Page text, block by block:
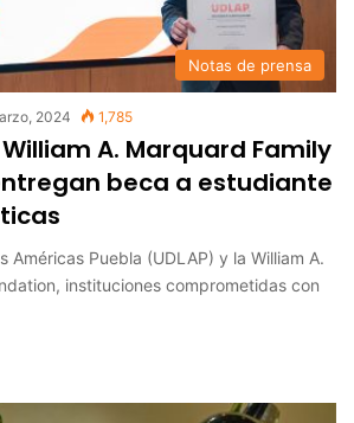
Notas de prensa
2024 1,785
William A. Marquard Family
beca a estudiante
Américas Puebla (UDLAP) y la William A.
instituciones comprometidas con